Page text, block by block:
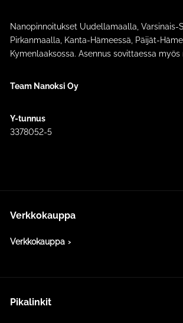
Nanopinnoitukset Uudellamaalla, Varsinais-
Pirkanmaalla, Kanta-Hämeessä, Päijät-
Kymenlaaksossa. Asennus sovittaessa
Team Nanoksi Oy
Y-tunnus
3378052-5
Verkkokauppa
Verkkokauppa
Pikalinkit